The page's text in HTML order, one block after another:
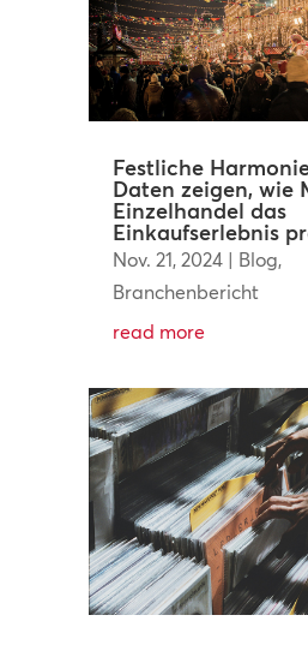
Festliche
Daten zeigen, wie
Einzelhandel das
Einkaufserlebnis
Nov. 21, 2024| Blog,
Branchenbericht
read more